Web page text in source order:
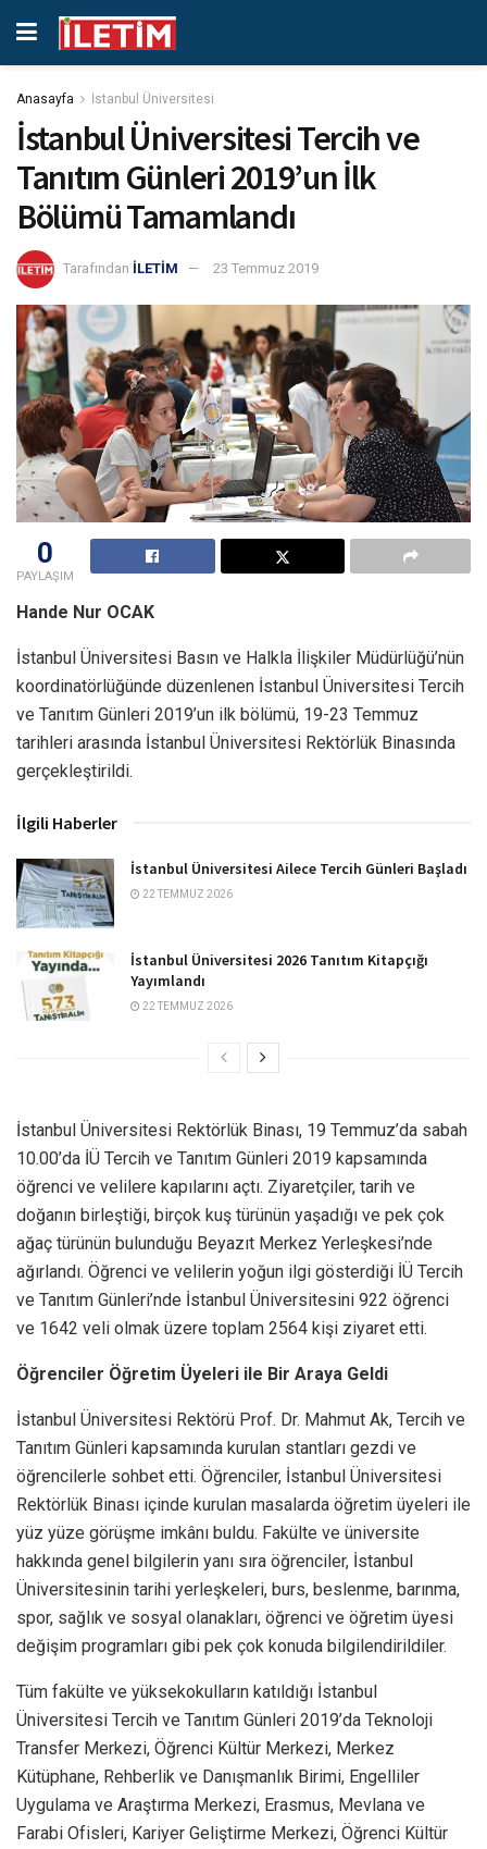
Anasayfa İstanbul Üniversitesi
İstanbul Üniversitesi Tercih ve
Tanıtım Günleri 2019’un İlk
Bölümü Tamamlandı
Tarafından İLETİM 23 Temmuz 2019
0
PAYLAŞIM
Hande Nur OCAK
İstanbul Üniversitesi Basın ve Halkla İlişkiler Müdürlüğü’nün
koordinatörlüğünde düzenlenen İstanbul Üniversitesi Tercih
ve Tanıtım Günleri 2019’un ilk bölümü, 19-23 Temmuz
tarihleri arasında İstanbul Üniversitesi Rektörlük Binasında
gerçekleştirildi.
İlgili Haberler
İstanbul Üniversitesi Ailece Tercih Günleri Başladı
22 TEMMUZ 2026
İstanbul Üniversitesi 2026 Tanıtım Kitapçığı
Yayımlandı
22 TEMMUZ 2026
İstanbul Üniversitesi Rektörlük Binası, 19 Temmuz’da sabah
10.00’da İÜ Tercih ve Tanıtım Günleri 2019 kapsamında
öğrenci ve velilere kapılarını açtı. Ziyaretçiler, tarih ve
doğanın birleştiği, birçok kuş türünün yaşadığı ve pek çok
ağaç türünün bulunduğu Beyazıt Merkez Yerleşkesi’nde
ağırlandı. Öğrenci ve velilerin yoğun ilgi gösterdiği İÜ Tercih
ve Tanıtım Günleri’nde İstanbul Üniversitesini 922 öğrenci
ve 1642 veli olmak üzere toplam 2564 kişi ziyaret etti.
Öğrenciler Öğretim Üyeleri ile Bir Araya Geldi
İstanbul Üniversitesi Rektörü Prof. Dr. Mahmut Ak, Tercih ve
Tanıtım Günleri kapsamında kurulan stantları gezdi ve
öğrencilerle sohbet etti. Öğrenciler, İstanbul Üniversitesi
Rektörlük Binası içinde kurulan masalarda öğretim üyeleri ile
yüz yüze görüşme imkânı buldu. Fakülte ve üniversite
hakkında genel bilgilerin yanı sıra öğrenciler, İstanbul
Üniversitesinin tarihi yerleşkeleri, burs, beslenme, barınma,
spor, sağlık ve sosyal olanakları, öğrenci ve öğretim üyesi
değişim programları gibi pek çok konuda bilgilendirildiler.
Tüm fakülte ve yüksekokulların katıldığı İstanbul
Üniversitesi Tercih ve Tanıtım Günleri 2019’da Teknoloji
Transfer Merkezi, Öğrenci Kültür Merkezi, Merkez
Kütüphane, Rehberlik ve Danışmanlık Birimi, Engelliler
Uygulama ve Araştırma Merkezi, Erasmus, Mevlana ve
Farabi Ofisleri, Kariyer Geliştirme Merkezi, Öğrenci Kültür